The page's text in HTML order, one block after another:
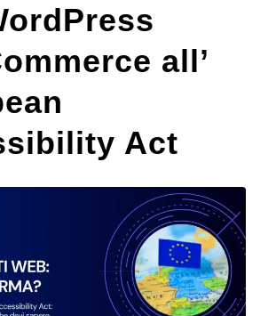
all’
Act